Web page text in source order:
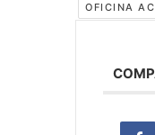
OFICINA